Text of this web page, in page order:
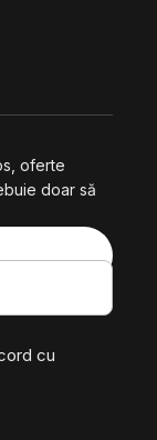
oferte
doar să
cu